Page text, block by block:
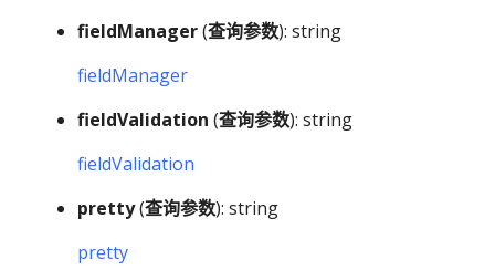
fieldManager(查询参数): string
fieldManager
fieldValidation (查询参数): string
fieldValidation
pretty(查询参数): string
pretty